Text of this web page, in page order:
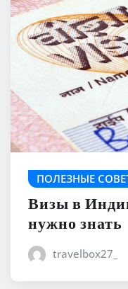
ПОЛЕЗНЫЕ
Визы в
нужно знать
travelbox27_